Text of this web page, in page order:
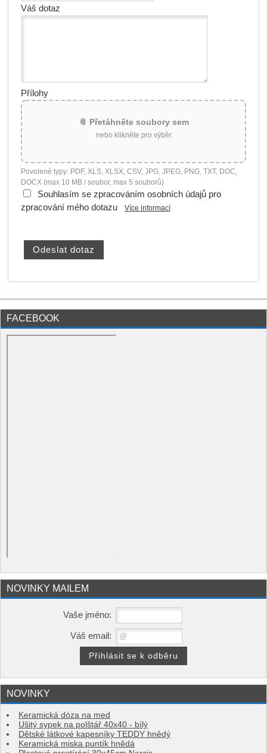
Váš dotaz
Přílohy
📎 Přetáhněte soubory sem
nebo klikněte pro výběr
Povolené typy: PDF, XLS, XLSX, CSV, JPG, JPEG, PNG, TXT, DOC,
DOCX (max 10 MB / soubor, max 5 souborů)
Souhlasím se zpracováním osobních údajů pro
zpracování mého dotazu
Více informací
FACEBOOK
NOVINKY MAILEM
Vaše jméno:
Váš email:
NOVINKY
Keramická dóza na med
Ušitý sypek na polštář 40x40 - bílý
Dětské látkové kapesníky TEDDY hnědý
Keramická miska puntík hnědá